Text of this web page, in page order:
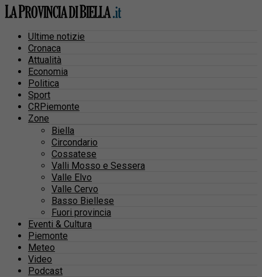
Ultime notizie
Cronaca
Attualità
Economia
Politica
Sport
CRPiemonte
Zone
Biella
Circondario
Cossatese
Valli Mosso e Sessera
Valle Elvo
Valle Cervo
Basso Biellese
Fuori provincia
Eventi & Cultura
Piemonte
Meteo
Video
Podcast